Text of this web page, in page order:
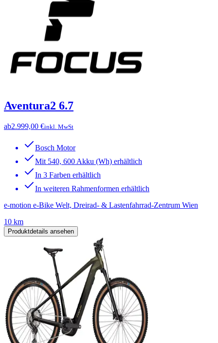
Aventura2 6.7
ab2.999,00 €inkl. MwSt
Bosch Motor
Mit 540, 600 Akku (Wh) erhältlich
In 3 Farben erhältlich
In weiteren Rahmenformen erhältlich
e-motion e-Bike Welt, Dreirad- & Lastenfahrrad-Zentrum Wien
10 km
Produktdetails ansehen